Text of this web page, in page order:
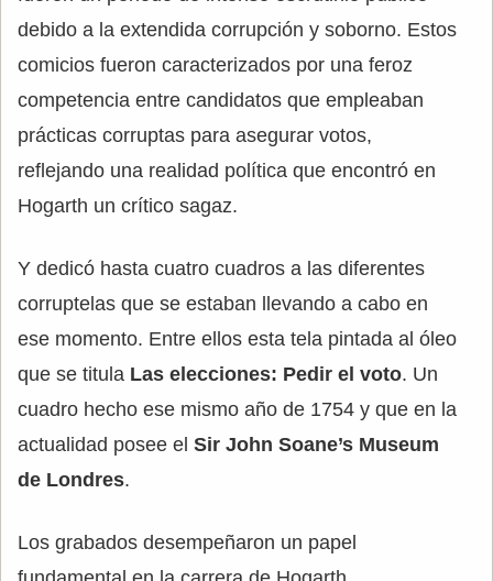
debido a la extendida corrupción y soborno. Estos
comicios fueron caracterizados por una feroz
competencia entre candidatos que empleaban
prácticas corruptas para asegurar votos,
reflejando una realidad política que encontró en
Hogarth un crítico sagaz.
Y dedicó hasta cuatro cuadros a las diferentes
corruptelas que se estaban llevando a cabo en
ese momento. Entre ellos esta tela pintada al óleo
que se titula Las elecciones: Pedir el voto. Un
cuadro hecho ese mismo año de 1754 y que en la
actualidad posee el Sir John Soane’s Museum
de Londres.
Los grabados desempeñaron un papel